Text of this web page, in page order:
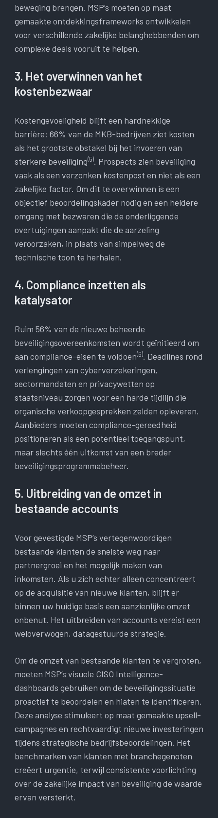
beweging brengen. MSP’s moeten op maat
gemaakte ontdekkingsframeworks ontwikkelen
voor verschillende zakelijke belanghebbenden om
complexe deals vooruit te helpen.
3. Het overwinnen van het
kostenbezwaar
Kostengevoeligheid blijft een hardnekkige
barrière: 66% van de MKB-bedrijven ziet kosten
als het grootste obstakel bij het invoeren van
sterkere beveiliging(5). Prospects zien beveiliging
vaak als een verzonken kostenpost en niet als een
zakelijke factor. Om dit te overwinnen is een
objectief beoordelingskader nodig en een heldere
omgang met bezwaren die de onderliggende
overtuigingen aanpakt die de aarzeling
veroorzaken, in plaats van simpelweg de
technische toon te herhalen.
4. Compliance inzetten als
katalysator
Ruim 56% van de nieuwe beheerde
beveiligingsovereenkomsten wordt geïnitieerd om
aan compliance-eisen te voldoen(6). Deadlines rond
verlengingen van cyberverzekeringen,
sectormandaten en privacywetten op
staatsniveau zorgen voor een harde tijdlijn die
organische verkoopgesprekken zelden opleveren.
Aanbieders moeten compliance-gereedheid
positioneren als een potentieel toegangspunt,
maar slechts één uitkomst van een breder
beveiligingsprogrammabeheer.
5. Uitbreiding van de omzet in
bestaande accounts
Voor gevestigde MSP’s vertegenwoordigen
bestaande klanten de snelste weg naar
partnergroei en het mogelijk maken van
inkomsten. Als u zich echter alleen concentreert
op de acquisitie van nieuwe klanten, blijft er
binnen uw huidige basis een aanzienlijke omzet
onbenut. Het uitbreiden van accounts vereist een
weloverwogen, datagestuurde strategie.
Om de omzet van bestaande klanten te vergroten,
moeten MSP’s visuele CISO Intelligence-
dashboards gebruiken om de beveiligingssituatie
proactief te beoordelen en hiaten te identificeren.
Deze analyse stimuleert op maat gemaakte upsell-
campagnes en rechtvaardigt nieuwe investeringen
tijdens strategische bedrijfsbeoordelingen. Het
benchmarken van klanten met branchegenoten
creëert urgentie, terwijl consistente voorlichting
over de zakelijke impact van beveiliging de waarde
ervan versterkt.